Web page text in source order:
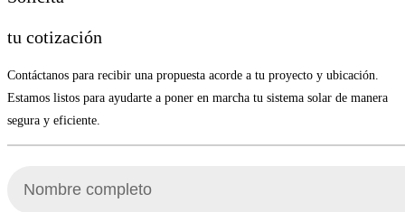
tu cotización
Contáctanos para recibir una propuesta acorde a tu proyecto y ubicación.
Estamos listos para ayudarte a poner en marcha tu sistema solar de manera
segura y eficiente.